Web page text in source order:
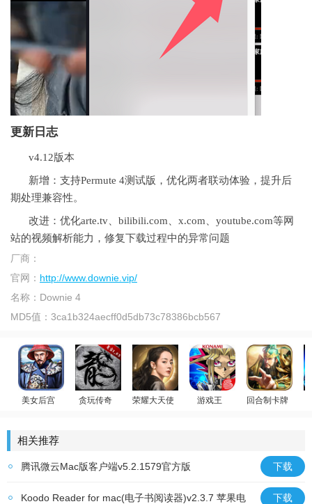
更新日志
v4.12版本
新增：支持Permute 4测试版，优化两者联动体验，提升后
期处理兼容性。
改进：优化arte.tv、bilibili.com、x.com、youtube.com等网
站的视频解析能力，修复下载过程中的异常问题
厂商：
官网： http://www.downie.vip/
名称： Downie 4
MD5值： 3ca1b324aecff0d5db73c78386bcb567
美女后宫
贪玩传奇
荣耀大天使
游戏王
回合制卡牌
相关推荐
腾讯微云Mac版客户端v5.2.1579官方版 下载
Koodo Reader for mac(电子书阅读器)v2.3.7 苹果电 下载